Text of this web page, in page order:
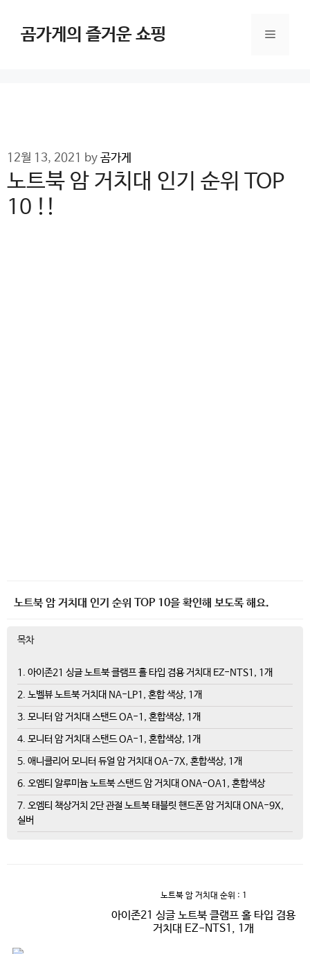
content곰가게의 즐거운 쇼핑 Menu
12월 13, 2021 by 곰가게
노트북 암 거치대 인기 순위 TOP
10 !!
노트북 암 거치대 인기 순위 TOP 10을 확인해 보도록 해요.
목차
1. 아이존21 싱글 노트북 클램프 홀 타입 겸용 거치대 EZ-NTS1, 1개
2. 노벨뷰 노트북 거치대 NA-LP1, 혼합 색상, 1개
3. 모니터 암 거치대 스탠드 OA-1, 혼합색상, 1개
4. 모니터 암 거치대 스탠드 OA-1, 혼합색상, 1개
5. 애니클리어 모니터 듀얼 암 거치대 OA-7X, 혼합색상, 1개
6. 오엠티 알루미늄 노트북 스탠드 암 거치대 ONA-OA1, 혼합색상
7. 오엠티 책상거치 2단 관절 노트북 태블릿 핸드폰 암 거치대 ONA-9X,
실버
노트북 암 거치대 순위 : 1
아이존21 싱글 노트북 클램프 홀 타입 겸용
거치대 EZ-NTS1, 1개